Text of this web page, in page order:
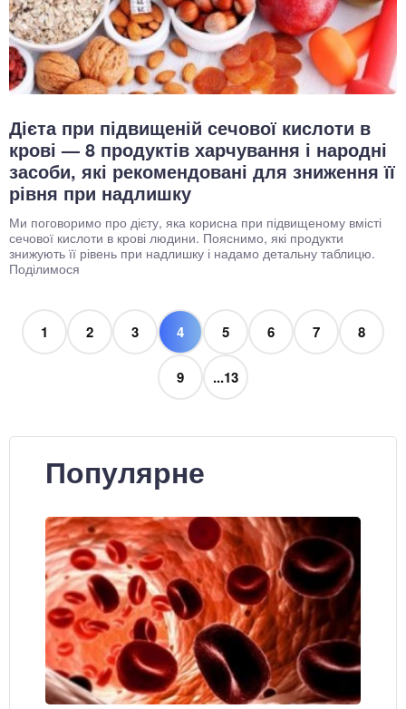
Дієта при підвищеній сечової кислоти в
крові — 8 продуктів харчування і народні
засоби, які рекомендовані для зниження її
рівня при надлишку
Ми поговоримо про дієту, яка корисна при підвищеному вмісті
сечової кислоти в крові людини. Пояснимо, які продукти
знижують її рівень при надлишку і надамо детальну таблицю.
Поділимося
1 2 3 4 5 6 7 8
9 ...13
Популярне